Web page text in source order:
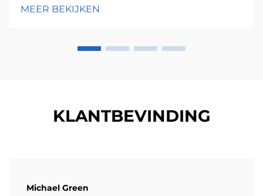
MEER BEKIJKEN
KLANTBEVINDING
Michael Green